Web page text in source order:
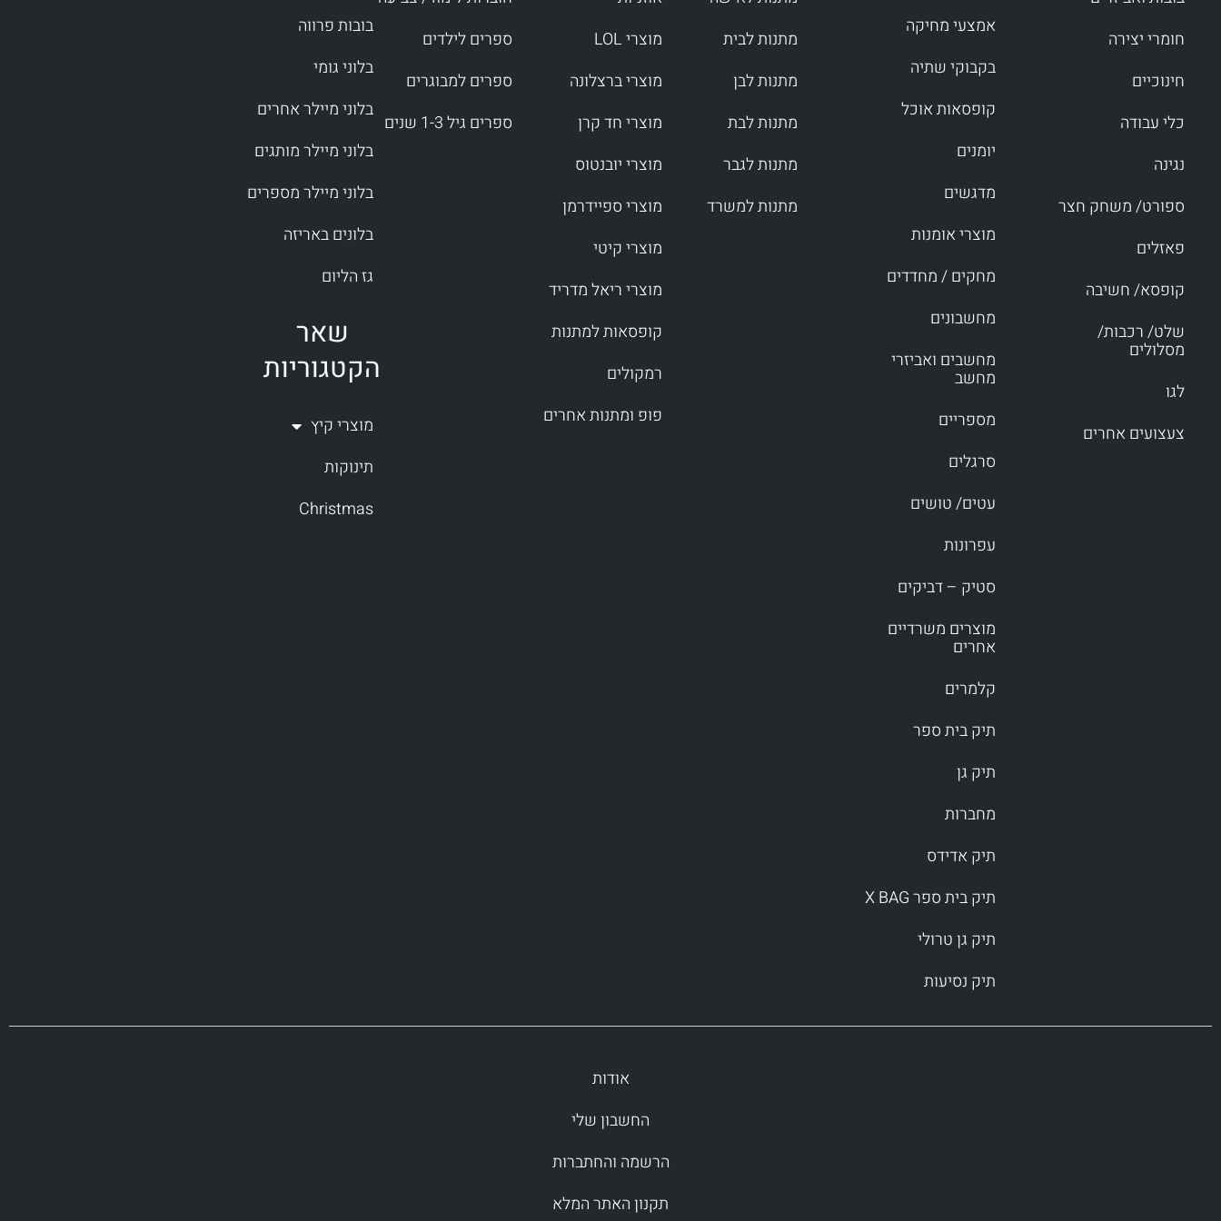
חומרי יצירה
חינוכיים
כלי עבודה
נגינה
ספורט/ משחק חצר
פאזלים
קופסא/ חשיבה
שלט/ רכבות/
מסלולים
לגו
צעצועים אחרים
אמצעי מחיקה
בקבוקי שתיה
קופסאות אוכל
יומנים
מדגשים
מוצרי אומנות
מחקים / מחדדים
מחשבונים
מחשבים ואביזרי
מחשב
מספריים
סרגלים
עטים/ טושים
עפרונות
סטיק – דביקים
מוצרים משרדיים
אחרים
קלמרים
תיק בית ספר
תיק גן
מחברות
תיק אדידס
תיק בית ספר X BAG
תיק גן טרולי
תיק נסיעות
מתנות לבית
מתנות לבן
מתנות לבת
מתנות לגבר
מתנות למשרד
מוצרי LOL
מוצרי ברצלונה
מוצרי חד קרן
מוצרי יובנטוס
מוצרי ספיידרמן
מוצרי קיטי
מוצרי ריאל מדריד
קופסאות למתנות
רמקולים
פופ ומתנות אחרים
ספרים לילדים
ספרים למבוגרים
ספרים גיל 1-3 שנים
בובות פרווה
בלוני גומי
בלוני מיילר אחרים
בלוני מיילר מותגים
בלוני מיילר מספרים
בלונים באריזה
גז הליום
שאר
הקטגוריות
מוצרי קיץ
תינוקות
Christmas
אודות
החשבון שלי
הרשמה והחתברות
תקנון האתר המלא